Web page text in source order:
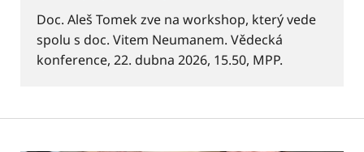
Doc. Aleš Tomek zve na workshop, který vede
spolu s doc. Vitem Neumanem. Vědecká
konference, 22. dubna 2026, 15.50, MPP.